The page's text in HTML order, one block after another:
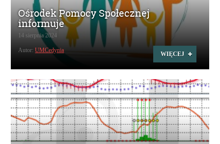
Ośrodek Pomocy Społecznej
informuje
14 sierpnia 2024
WIĘCEJ
Autor:UMCedynia